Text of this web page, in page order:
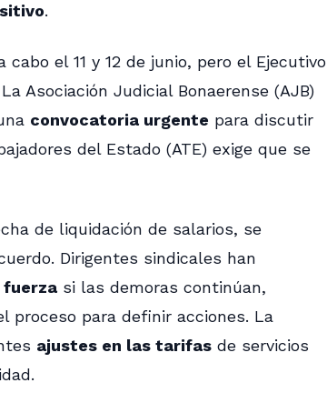
.
el 11 y 12 de junio, pero el Ejecutivo
Asociación Judicial Bonaerense (AJB)
convocatoria urgente para discutir
del Estado (ATE) exige que se
de liquidación de salarios, se
Dirigentes sindicales han
fuerza si las demoras continúan,
proceso para definir acciones. La
ajustes en las tarifas de servicios